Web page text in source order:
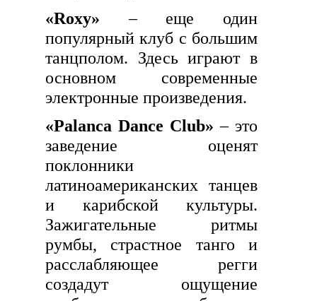
«Roxy» – еще один
популярный клуб с большим
танцполом. Здесь играют в
основном современные
электронные произведения.
«Palanca Dance Club» – это
заведение оценят
поклонники
латиноамериканских танцев
и карибской культуры.
Зажигательные ритмы
румбы, страстное танго и
расслабляющее регги
создадут ощущение